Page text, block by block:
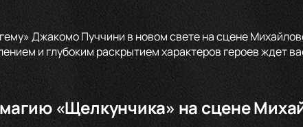
Джакомо Пуччини в новом свете на сцене
и глубоким раскрытием характеров героев ждет
«Щелкунчика» на сцене